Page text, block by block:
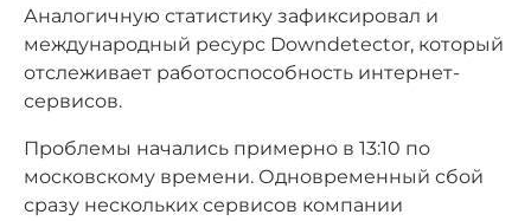
Аналогичную статистику зафиксировал и
международный ресурс Downdetector, который
отслеживает работоспособность интернет-
сервисов.
Проблемы начались примерно в 13:10 по
московскому времени. Одновременный сбой
сразу нескольких сервисов компании